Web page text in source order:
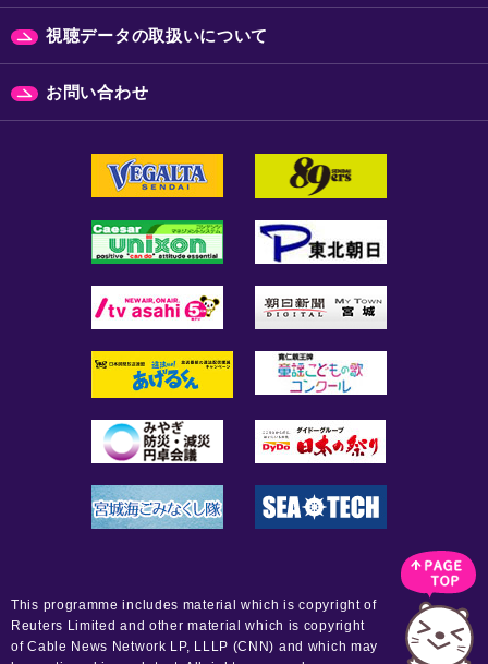
視聴データの取扱いについて
お問い合わせ
This programme includes material which is copyright of
Reuters Limited and other material which is copyright
of Cable News Network LP, LLLP (CNN) and which may